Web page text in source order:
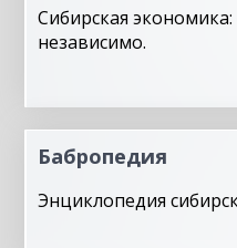
Сибирская
независимо.
Бабропедия
Энциклопедия